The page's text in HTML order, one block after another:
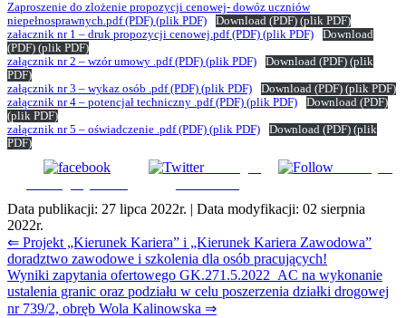
Zaproszenie do zlożenie propozycji cenowej- dowóz uczniów
niepełnosprawnych.pdf(PDF) (plik PDF) Download(PDF)(plik PDF)
załacznik nr 1 – druk propozycji cenowej.pdf(PDF) (plik PDF)
Download
(PDF) (plik PDF)
załącznik nr 2 – wzór umowy .pdf(PDF) (plik PDF) Download(PDF)(plik
PDF)
załącznik nr 3 – wykaz osób .pdf(PDF) (plik PDF) Download(PDF)(plik PDF)
załącznik nr 4 – potencjał techniczny .pdf(PDF) (plik PDF) Download(PDF)
(plik PDF)
załącznik nr 5 – oświadczenie .pdf(PDF) (plik PDF) Download(PDF)(plik
PDF)
Udostępnij
Subskrybuj
Data publikacji: 27 lipca 2022r. | Data modyfikacji: 02 sierpnia
2022r.
Nawigacja
wpisu
⇐ Projekt „Kierunek Kariera” i „Kierunek Kariera Zawodowa”
doradztwo zawodowe i szkolenia dla osób pracujących!
Wyniki zapytania ofertowego GK.271.5.2022_AC na wykonanie
ustalenia granic oraz podziału w celu poszerzenia działki drogowej
nr 739/2, obręb Wola Kalinowska ⇒